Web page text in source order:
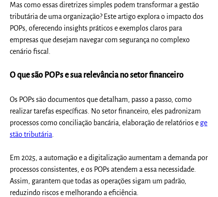
Mas como essas diretrizes simples podem transformar a gestão
tributária de uma organização? Este artigo explora o impacto dos
POPs, oferecendo insights práticos e exemplos claros para
empresas que desejam navegar com segurança no complexo
cenário fiscal.
O que são POPs e sua relevância no setor financeiro
Os POPs são documentos que detalham, passo a passo, como
realizar tarefas específicas. No setor financeiro, eles padronizam
processos como conciliação bancária, elaboração de relatórios e ge
stão tributária
Em 2025, a automação e a digitalização aumentam a demanda por
processos consistentes, e os POPs atendem a essa necessidade.
Assim, garantem que todas as operações sigam um padrão,
reduzindo riscos e melhorando a eficiência.